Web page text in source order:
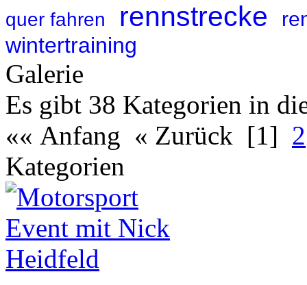
quer fahren rennstrecke
wintertraining
Galerie
Es gibt 38 Kategorien in
«« Anfang « Zurück [1] 2
Kategorien